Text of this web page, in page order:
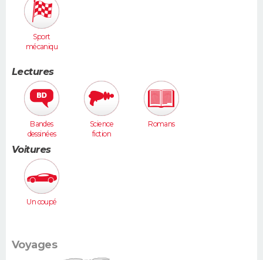
Sport
mécaniqu
Lectures
Bandes
dessinées
Science
fiction
Romans
Voitures
Un coupé
Voyages